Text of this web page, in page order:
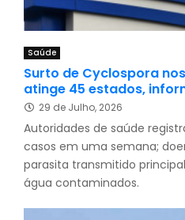
Saúde
Surto de Cyclospora
atinge 45 estados,
29 de Julho, 2026
Autoridades de saúde
casos em uma semana;
parasita transmitido
água contaminados.